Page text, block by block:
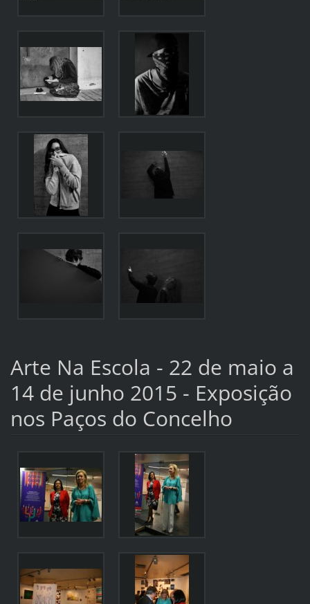
Arte Na Escola - 22 de maio a
14 de junho 2015 - Exposição
nos Paços do Concelho